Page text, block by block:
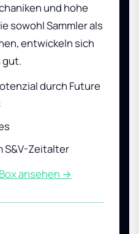
und hohe
sowohl Sammler als
entwickeln sich
gut.
durch Future
S&V-Zeitalter
ansehen →